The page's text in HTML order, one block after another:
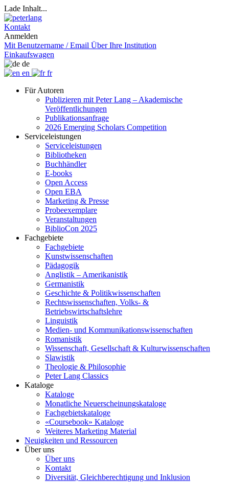
Lade Inhalt...
Kontakt
Anmelden
Mit Benutzername / Email Über Ihre Institution
Einkaufswagen
de
en
fr
Für Autoren
Publizieren mit Peter Lang – Akademische
Veröffentlichungen
Publikationsanfrage
2026 Emerging Scholars Competition
Serviceleistungen
Serviceleistungen
Bibliotheken
Buchhändler
E-books
Open Access
Open EBA
Marketing & Presse
Probeexemplare
Veranstaltungen
BiblioCon 2025
Fachgebiete
Fachgebiete
Kunstwissenschaften
Pädagogik
Anglistik – Amerikanistik
Germanistik
Geschichte & Politikwissenschaften
Rechtswissenschaften, Volks- &
Betriebswirtschaftslehre
Linguistik
Medien- und Kommunikationswissenschaften
Romanistik
Wissenschaft, Gesellschaft & Kulturwissenschaften
Slawistik
Theologie & Philosophie
Peter Lang Classics
Kataloge
Kataloge
Monatliche Neuerscheinungskataloge
Fachgebietskataloge
«Coursebook» Kataloge
Weiteres Marketing Material
Neuigkeiten und Ressourcen
Über uns
Über uns
Kontakt
Diversität, Gleichberechtigung und Inklusion